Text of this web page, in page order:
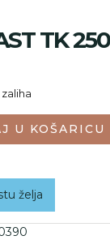
TK
U KOŠARICU
želja